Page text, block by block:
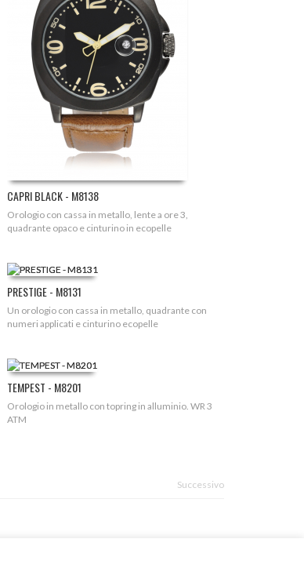
CAPRI BLACK - M8138
Orologio con cassa in metallo, lente a ore 3,
quadrante opaco e cinturino in ecopelle
PRESTIGE - M8131
Un orologio con cassa in metallo, quadrante con
numeri applicati e cinturino ecopelle
TEMPEST - M8201
Orologio in metallo con topring in alluminio. WR 3
ATM
Successivo